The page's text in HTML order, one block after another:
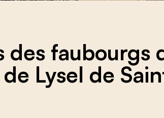
des faubourgs
Lysel de